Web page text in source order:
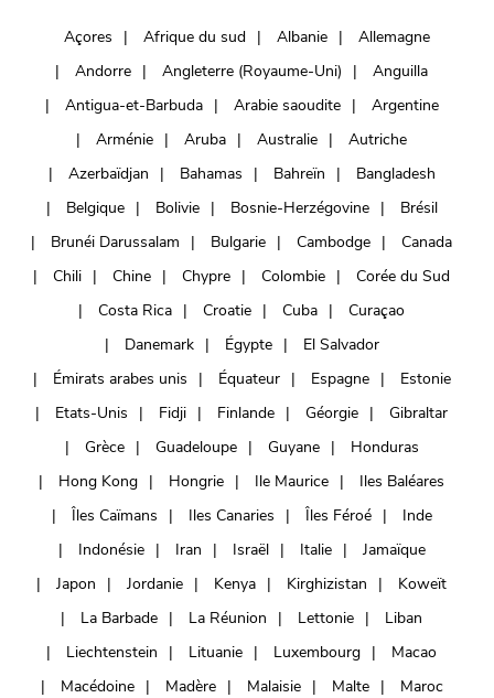
Açores Afrique du sud Albanie
Allemagne
Andorre
Angleterre (Royaume-Uni)
Anguilla
Antigua-et-Barbuda
Arabie saoudite
Argentine
Arménie
Aruba Australie
Autriche
Azerbaïdjan
Bahamas Bahreïn
Bangladesh
Belgique
Bolivie Bosnie-Herzégovine
Brésil
Brunéi Darussalam
Bulgarie Cambodge
Canada
Chili
Chine Chypre Colombie
Corée du Sud
Costa Rica
Croatie Cuba
Curaçao
Danemark
Égypte
El Salvador
Émirats arabes unis
Équateur Espagne
Estonie
Etats-Unis
Fidji Finlande Géorgie
Gibraltar
Grèce
Guadeloupe Guyane
Honduras
Hong Kong
Hongrie Ile Maurice
Iles Baléares
Îles Caïmans
Iles Canaries Îles Féroé
Inde
Indonésie
Iran Israël Italie
Jamaïque
Japon
Jordanie Kenya Kirghizistan
Koweït
La Barbade
La Réunion Lettonie
Liban
Liechtenstein
Lituanie Luxembourg
Macao
Macédoine
Madère Malaisie Malte
Maroc